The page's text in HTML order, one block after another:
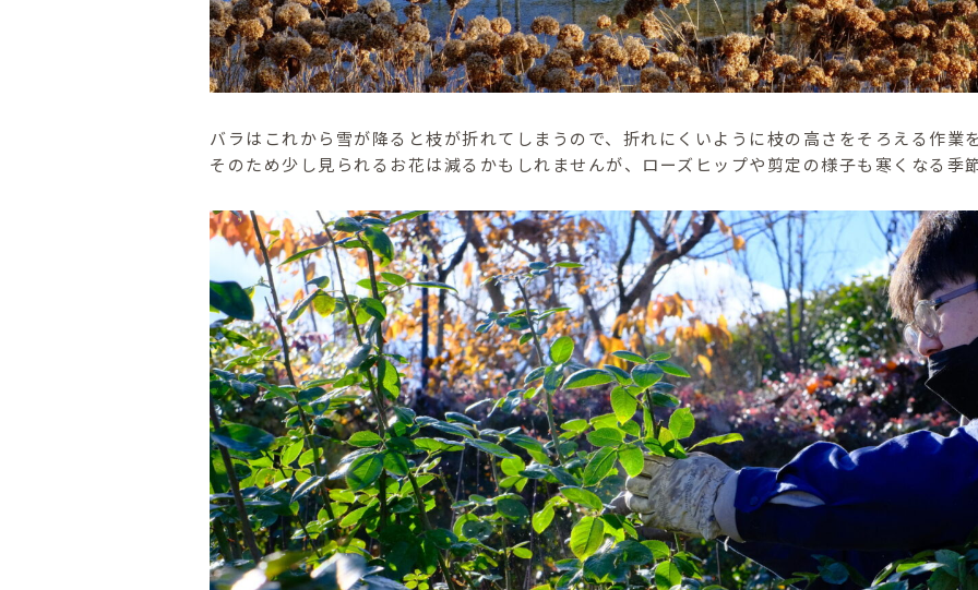
バラはこれから雪が降ると枝が折れてしまうので、折れにくいように枝の高さをそろえる作業
そのため少し見られるお花は減るかもしれませんが、ローズヒップや剪定の様子も寒くなる季